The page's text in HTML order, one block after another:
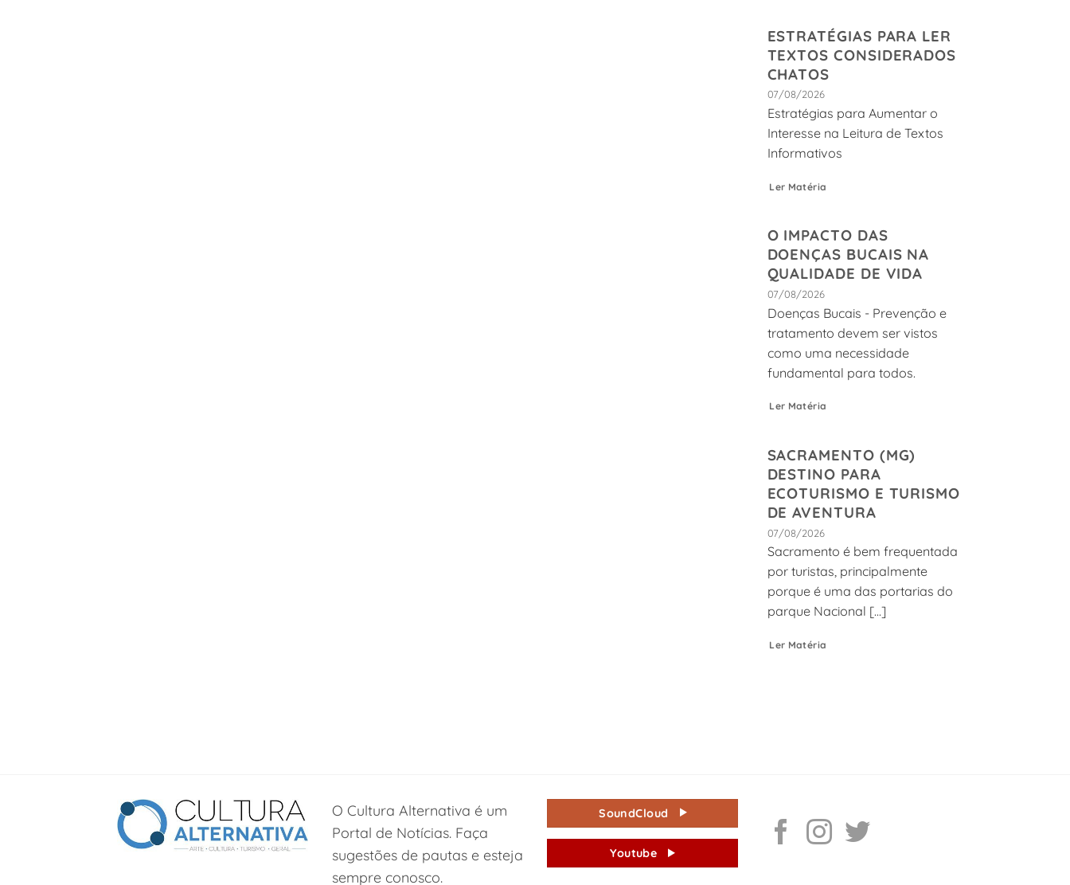
ESTRATÉGIAS PARA LER
TEXTOS CONSIDERADOS
CHATOS
07/08/2026
Estratégias para Aumentar o
Interesse na Leitura de Textos
Informativos
Ler Matéria
O IMPACTO DAS
DOENÇAS BUCAIS NA
QUALIDADE DE VIDA
07/08/2026
Doenças Bucais - Prevenção e
tratamento devem ser vistos
como uma necessidade
fundamental para todos.
Ler Matéria
SACRAMENTO (MG)
DESTINO PARA
ECOTURISMO E TURISMO
DE AVENTURA
07/08/2026
Sacramento é bem frequentada
por turistas, principalmente
porque é uma das portarias do
parque Nacional [...]
Ler Matéria
O Cultura Alternativa é um
Portal de Notícias. Faça
sugestões de pautas e esteja
sempre conosco.
SoundCloud
Youtube